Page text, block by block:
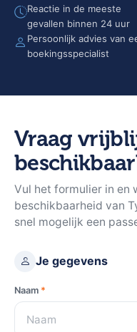
Reactie in de meeste
gevallen binnen 24 uur
Persoonlijk advies van
boekingsspecialist
Vraag
Vul het formulier in en
beschikbaarheid van
snel mogelijk een
Je gegevens
Naam *